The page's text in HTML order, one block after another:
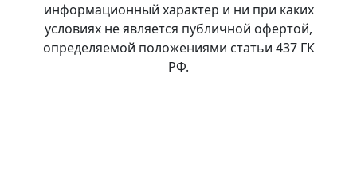
информационный характер и ни при каких
условиях не является публичной офертой,
определяемой положениями статьи 437 ГК
РФ.